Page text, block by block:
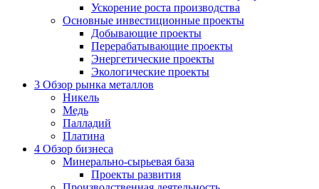
Ускорение роста производства
Основные инвестиционные проекты
Добывающие проекты
Перерабатывающие проекты
Энергетические проекты
Экологические проекты
3 Обзор рынка металлов
Никель
Медь
Палладий
Платина
4 Обзор бизнеса
Минерально-сырьевая база
Проекты развития